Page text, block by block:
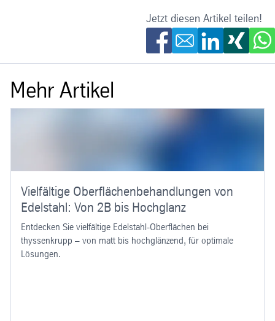
Jetzt diesen Artikel teilen!
Mehr Artikel
Vielfältige Oberflächenbehandlungen von
Edelstahl: Von 2B bis Hochglanz
Entdecken Sie vielfältige Edelstahl-Oberflächen bei
thyssenkrupp – von matt bis hochglänzend, für optimale
Lösungen.